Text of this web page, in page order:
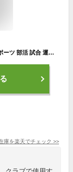
クーラーバッグ 保冷バッグ アシックス asics スポーツ 部活 試合 運動会 レジャー ランチバッグ/EBA617
庫を楽天でチェック >>